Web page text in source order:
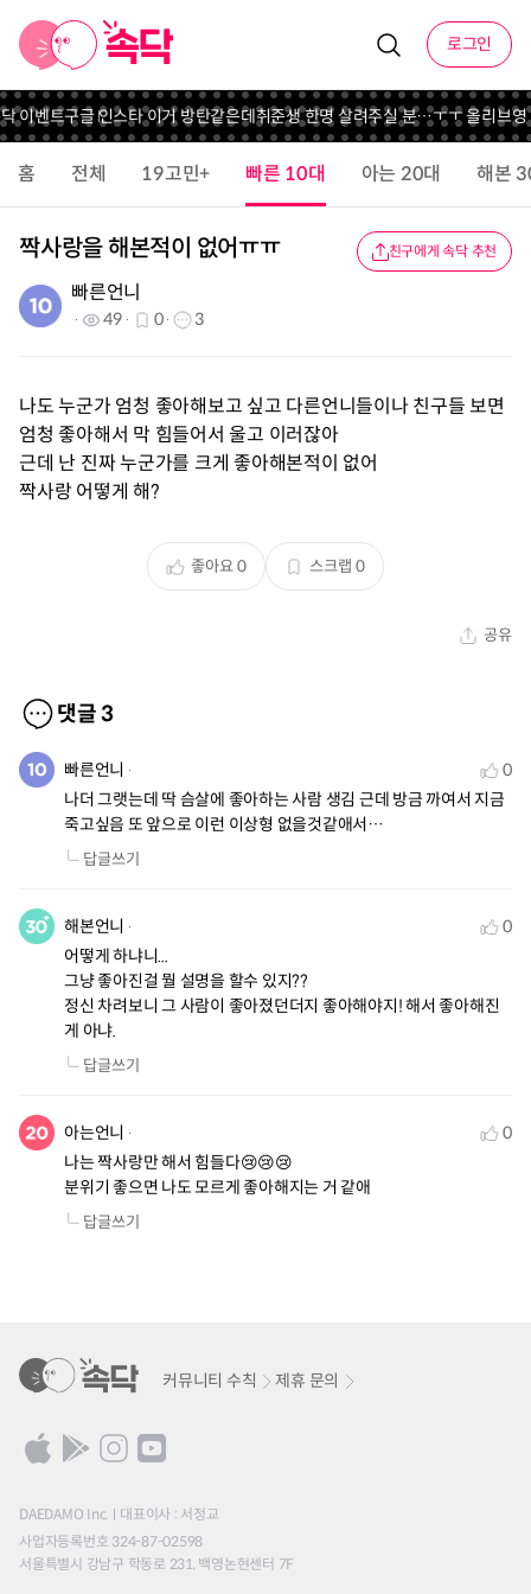
로그인
이벤트구글 인스타 이거 방탄같은데취준생 한명 살려주실 분…ㅜㅜ 올리브영
홈 전체 19고민+ 빠른 10대 아는 20대 해본
짝사랑을 해본적이 없어ㅠㅠ 친구에게 속닥 추천
빠른언니
49 0 3
나도 누군가 엄청 좋아해보고 싶고 다른언니들이나 친구들 보면
엄청 좋아해서 막 힘들어서 울고 이러잖아
근데 난 진짜 누군가를 크게 좋아해본적이 없어
짝사랑 어떻게 해?
좋아요0 스크랩 0
공유
댓글3
빠른언니
0
나더 그랫는데 딱 슴살에 좋아하는 사람 생김 근데 방금 까여서 지금
죽고싶음 또 앞으로 이런 이상형 없을것같애서…
답글쓰기
해본언니
0
어떻게 하냐니...
그냥 좋아진걸 뭘 설명을 할수 있지??
정신 차려보니 그 사람이 좋아졌던더지 좋아해야지! 해서 좋아해진
게 아냐.
답글쓰기
아는언니
0
나는 짝사랑만 해서 힘들다😢😢😢
분위기 좋으면 나도 모르게 좋아해지는 거 같애
답글쓰기
커뮤니티 수칙 제휴 문의
DAEDAMO Inc.
대표이사 : 서정교
사업자등록번호 324-87-02598
서울특별시 강남구 학동로 231, 백영논현센터 7F